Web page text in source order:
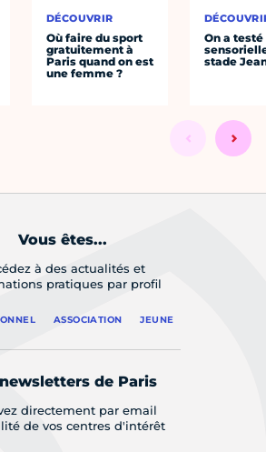
DÉCOUVRIR
Où faire du sport
gratuitement à
Paris quand on est
une femme ?
On a
stade
Vous êtes...
à des actualités et
pratiques par profil
ASSOCIATION JEUNE
de Paris
directement par email
de vos centres d'intérêt